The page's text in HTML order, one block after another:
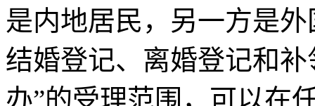
是内地居民，另一方是
结婚登记、离婚登记和
办”的受理范围，可以在